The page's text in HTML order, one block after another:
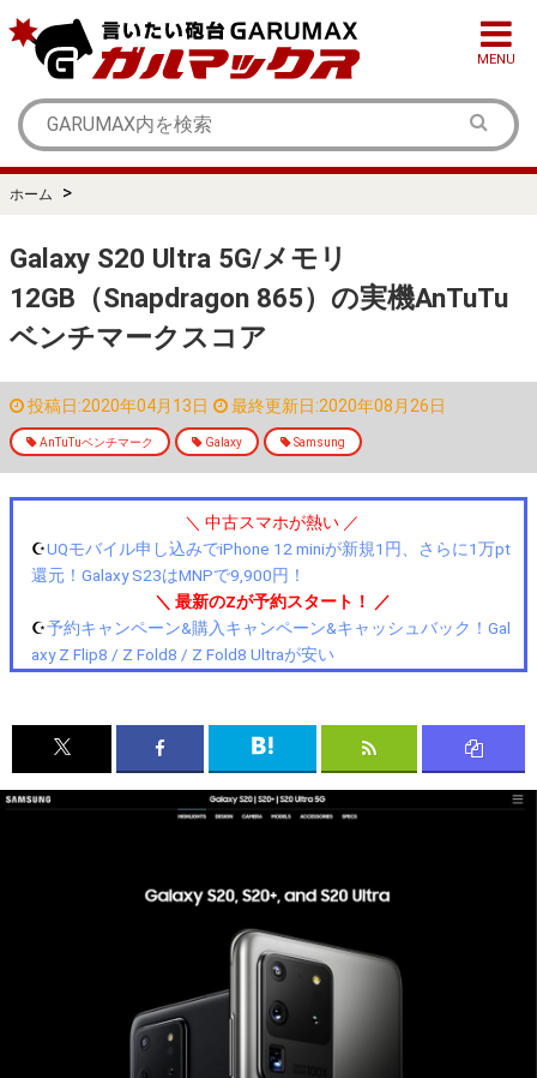
MENU
ホーム >
Galaxy S20 Ultra 5G/メモリ
12GB（Snapdragon 865）の実機AnTuTu
ベンチマークスコア
投稿日:2020年04月13日 最終更新日:2020年08月26日
AnTuTuベンチマーク Galaxy Samsung
＼ 中古スマホが熱い ／
☪️UQモバイル申し込みでiPhone 12 miniが新規1円、さらに1万pt
還元！Galaxy S23はMNPで9,900円！
＼ 最新のZが予約スタート！ ／
☪️予約キャンペーン&購入キャンペーン&キャッシュバック！Gal
axy Z Flip8 / Z Fold8 / Z Fold8 Ultraが安い